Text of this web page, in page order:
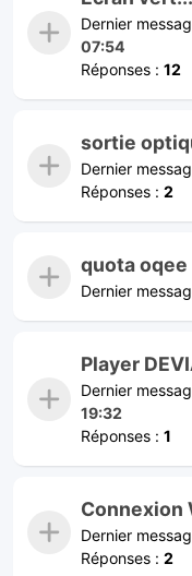
Dernier
07:54
Réponses : 12
sortie
Dernier
Réponses : 2
quota oqee
Dernier
Player
Dernier
19:32
Réponses : 1
Connexion
Dernier
Réponses : 2